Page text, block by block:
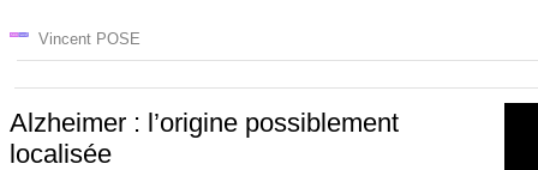
Vincent POSE
Alzheimer : l’origine possiblement
localisée